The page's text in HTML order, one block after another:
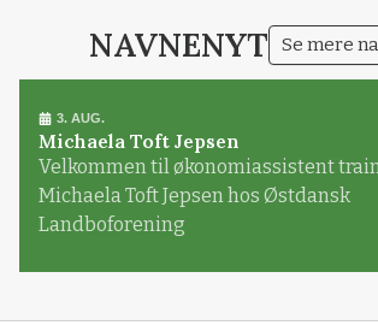
NAVNENYT Se mere
3. AUG.
Michaela Toft Jepsen
Velkommen til økonomiassistent
Michaela Toft Jepsen hos Østdansk
Landboforening